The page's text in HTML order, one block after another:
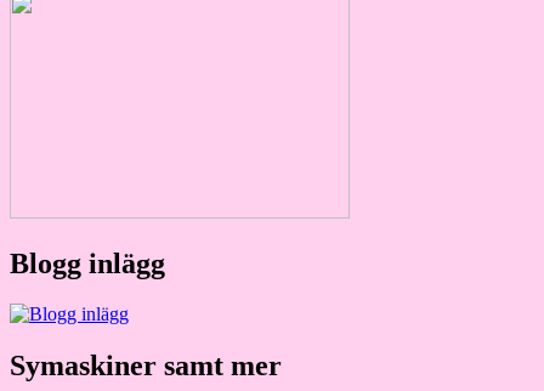
Blogg inlägg
Symaskiner samt mer